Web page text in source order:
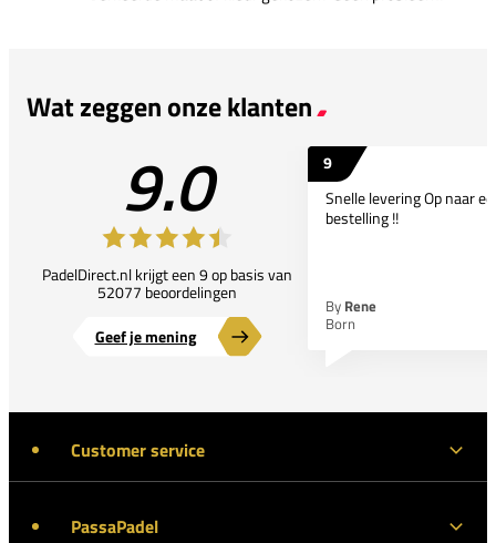
Wat zeggen onze klanten
9.0
PadelDirect.nl krijgt een 9 op basis van
52077 beoordelingen
Geef je mening
9
Snelle levering Op naar
bestelling !!
By Rene
Born
Customer service
PassaPadel